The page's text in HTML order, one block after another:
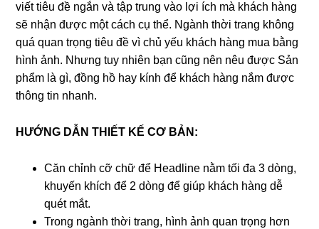
viết tiêu đề ngắn và tập trung vào lợi ích mà khách hàng
sẽ nhận được một cách cụ thể. Ngành thời trang không
quá quan trọng tiêu đề vì chủ yếu khách hàng mua bằng
hình ảnh. Nhưng tuy nhiên bạn cũng nên nêu được Sản
phẩm là gì, đồng hồ hay kính để khách hàng nắm được
thông tin nhanh.
HƯỚNG DẪN THIẾT KẾ CƠ BẢN:
Căn chỉnh cỡ chữ để Headline nằm tối đa 3 dòng,
khuyến khích để 2 dòng để giúp khách hàng dễ
quét mắt.
Trong ngành thời trang, hình ảnh quan trọng hơn